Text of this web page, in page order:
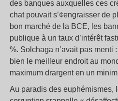
des banques auxquelles ces
chat pouvait s’¢engraisser de
bon marché de la BCE, les
publique à un taux d’intérêt
%. Solchaga n’avait pas menti
bien le meilleur endroit au
maximum drargent en un
Au paradis des euphémismes,